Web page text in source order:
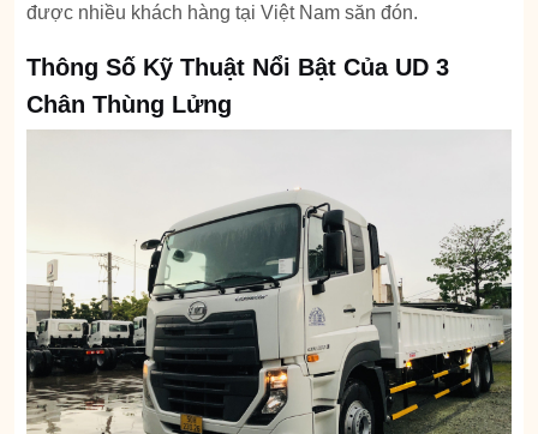
được nhiều khách hàng tại Việt Nam săn đón.
Thông Số Kỹ Thuật Nổi Bật Của UD 3
Chân Thùng Lửng